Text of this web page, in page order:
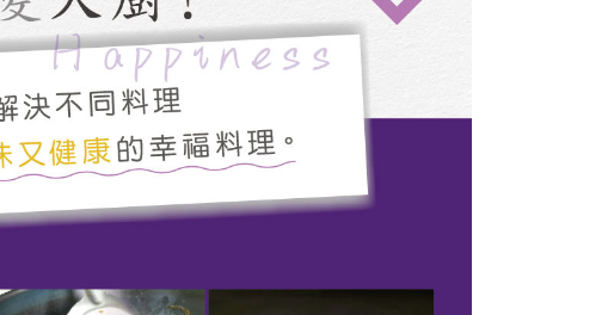
【Penerangan Kaedah Pembayaran】
1. Pembayaran ansuran tidak digabungkan dalam bil telekomunikasi,
"Pembayaran Ansuran Gogo" akan menghantar SMS peringatan
pembayaran selepas tarikh penyelesaian bulanan.
2. Melalui pautan SMS untuk membuka bil, anda boleh memilih untuk
membayar melalui "Kod bar kedai serbaneka / Kedai rasmi Taiwan
Mobile / Pemindahan bank / Pembayaran J街口 / iPASS MONEY" dan
saluran lain.
【Nota Penting】
1. Perkhidmatan ini disediakan oleh "Taiwan Mobile Co., Ltd." untuk
tuntutan harga jual/beli ansuran kepada syarikat ini untuk membayar bil